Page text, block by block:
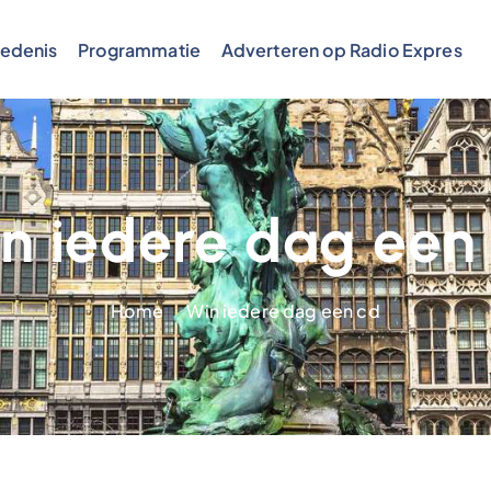
Programmatie Adverteren op Radio Expres
iedere dag
Home Win iedere dag een cd